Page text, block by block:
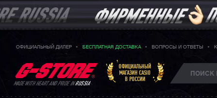
ОФИЦИАЛЬНЫЙ ДИЛЕР БЕСПЛАТНАЯ ДОСТАВКА ВОПРОСЫ И ОТВЕТЫ
MADE WITH HEART AND PRIDE INRUSSIA
ОФИЦИАЛЬНЫЙ
МАГАЗИН CASIO
В РОССИИ